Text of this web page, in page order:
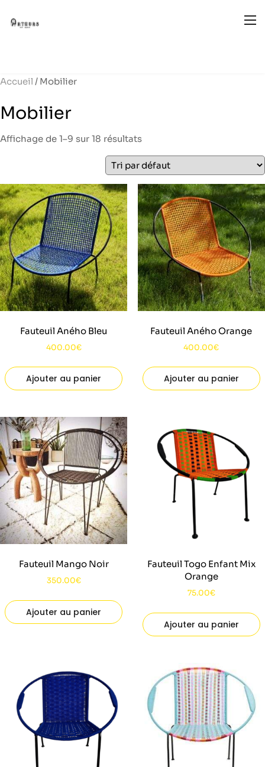
Accueil / Mobilier
Mobilier
Affichage de 1–9 sur 18 résultats
Fauteuil Aného Bleu
400.00€
Ajouter au panier
Fauteuil Aného Orange
400.00€
Ajouter au panier
Fauteuil Mango Noir
350.00€
Ajouter au panier
Fauteuil Togo Enfant Mix
Orange
75.00€
Ajouter au panier